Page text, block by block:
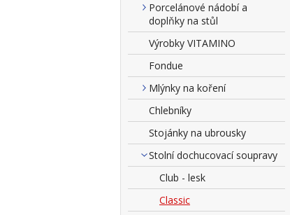
Porcelánové nádobí a
doplňky na stůl
Výrobky VITAMINO
Fondue
Mlýnky na koření
Chlebníky
Stojánky na ubrousky
Stolní dochucovací soupravy
Club - lesk
Classic